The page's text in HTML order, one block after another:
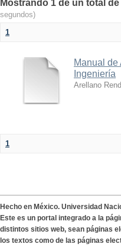
Mostrando 1 de un total
segundos)
1
Manual
Ingeniería
Arellano
1
Hecho en México. Universidad
Este es un portal integrado a la
distintos sitios web, sean páginas
los textos como de las páginas